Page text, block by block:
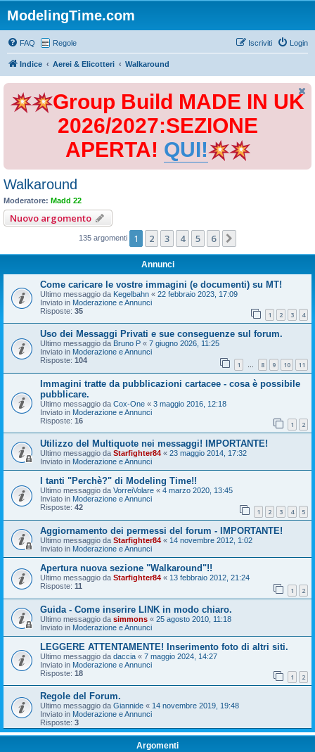
ModelingTime.com
FAQ Regole Login
Iscriviti
Indice Aerei & Elicotteri Walkaround
Group Build MADE IN UK
2026/2027:SEZIONE
APERTA! QUI!
Walkaround
Moderatore: Madd 22
Nuovo argomento
135 argomenti 1 2 3 4 5 6
Annunci
Come caricare le vostre immagini (e documenti) su MT!
Ultimo messaggio da Kegelbahn « 22 febbraio 2023, 17:09
Inviato in Moderazione e Annunci
Risposte: 35 1 2 3 4
Uso dei Messaggi Privati e sue conseguenze sul forum.
Ultimo messaggio da Bruno P « 7 giugno 2026, 11:25
Inviato in Moderazione e Annunci
Risposte: 104 1 … 8 9 10 11
Immagini tratte da pubblicazioni cartacee - cosa è possibile
pubblicare.
Ultimo messaggio da Cox-One « 3 maggio 2016, 12:18
Inviato in Moderazione e Annunci
Risposte: 16 1 2
Utilizzo del Multiquote nei messaggi! IMPORTANTE!
Ultimo messaggio da Starfighter84 « 23 maggio 2014, 17:32
Inviato in Moderazione e Annunci
I tanti "Perchè?" di Modeling Time!!
Ultimo messaggio da VorreiVolare « 4 marzo 2020, 13:45
Inviato in Moderazione e Annunci
Risposte: 42 1 2 3 4 5
Aggiornamento dei permessi del forum - IMPORTANTE!
Ultimo messaggio da Starfighter84 « 14 novembre 2012, 1:02
Inviato in Moderazione e Annunci
Apertura nuova sezione "Walkaround"!!
Ultimo messaggio da Starfighter84 « 13 febbraio 2012, 21:24
Risposte: 11 1 2
Guida - Come inserire LINK in modo chiaro.
Ultimo messaggio da simmons « 25 agosto 2010, 11:18
Inviato in Moderazione e Annunci
LEGGERE ATTENTAMENTE! Inserimento foto di altri siti.
Ultimo messaggio da daccia « 7 maggio 2024, 14:27
Inviato in Moderazione e Annunci
Risposte: 18 1 2
Regole del Forum.
Ultimo messaggio da Giannide « 14 novembre 2019, 19:48
Inviato in Moderazione e Annunci
Risposte: 3
Argomenti